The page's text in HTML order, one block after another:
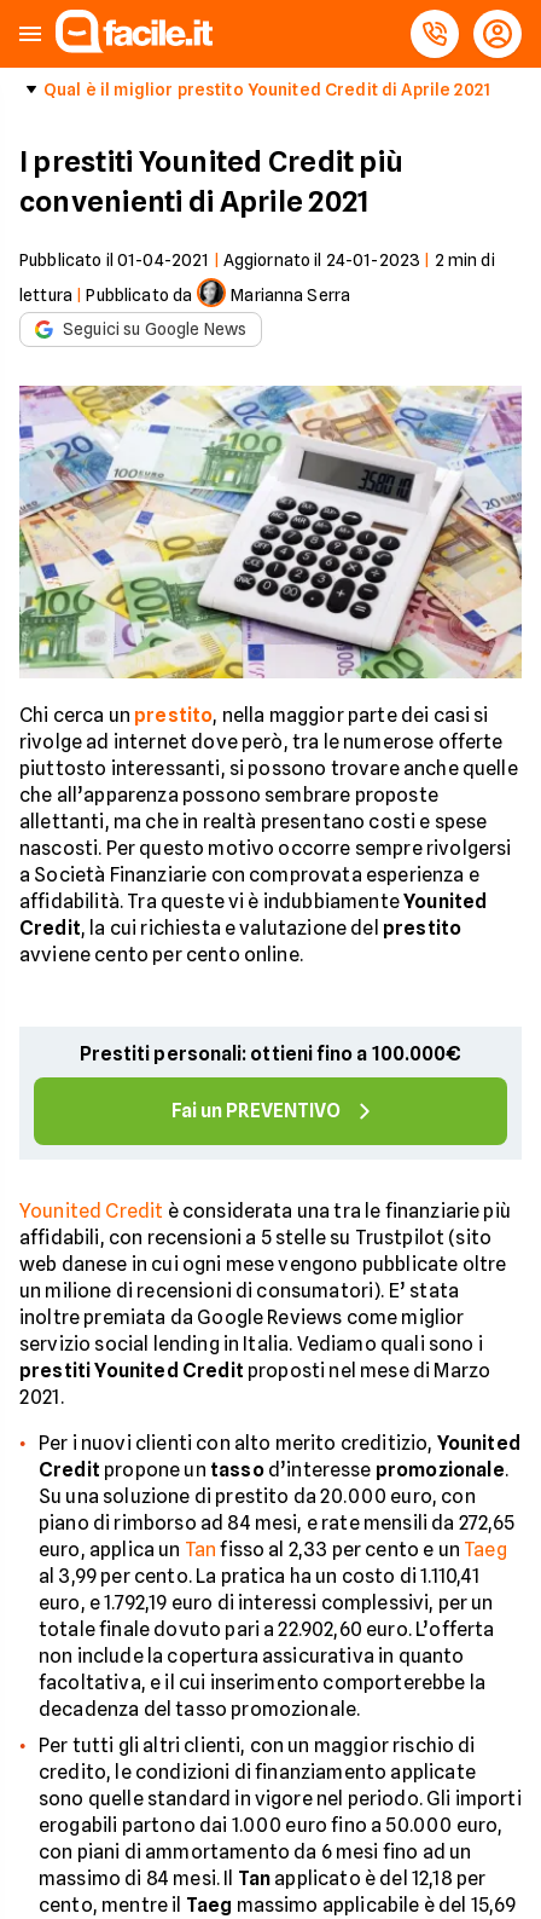
Qual è il miglior prestito Younited Credit di Aprile 2021
I prestiti Younited Credit più
convenienti di Aprile 2021
Pubblicato il 01-04-2021 Aggiornato il 24-01-2023 2 min di
lettura |Pubblicato da
Marianna Serra
Seguici su Google News
Chi cerca un prestito, nella maggior parte dei casi si
rivolge ad internet dove però, tra le numerose offerte
piuttosto interessanti, si possono trovare anche quelle
che all’apparenza possono sembrare proposte
allettanti, ma che in realtà presentano costi e spese
nascosti. Per questo motivo occorre sempre rivolgersi
a Società Finanziarie con comprovata esperienza e
affidabilità. Tra queste vi è indubbiamenteYounited
Credit, la cui richiesta e valutazione del prestito
avviene cento per cento online.
Prestiti personali: ottieni fino a 100.000€
Fai un PREVENTIVO
Younited Credit è considerata una tra le finanziarie più
affidabili, con recensioni a 5 stelle su Trustpilot (sito
web danese in cui ogni mese vengono pubblicate oltre
un milione di recensioni di consumatori). E’ stata
inoltre premiata da Google Reviews come miglior
servizio social lending in Italia. Vediamo quali sono i
prestiti Younited Credit proposti nel mese di Marzo
2021.
Per i nuovi clienti con alto merito creditizio, Younited
Credit propone un tassod’interesse promozionale.
Su una soluzione di prestito da 20.000 euro, con
piano di rimborso ad 84 mesi, e rate mensili da 272,65
euro, applica un Tan fisso al 2,33 per cento e un Taeg
al 3,99 per cento. La pratica ha un costo di 1.110,41
euro, e 1.792,19 euro di interessi complessivi, per un
totale finale dovuto pari a 22.902,60 euro. L’offerta
non include la copertura assicurativa in quanto
facoltativa, e il cui inserimento comporterebbe la
decadenza del tasso promozionale.
Per tutti gli altri clienti, con un maggior rischio di
credito, le condizioni di finanziamento applicate
sono quelle standard in vigore nel periodo. Gli importi
erogabili partono dai 1.000 euro fino a 50.000 euro,
con piani di ammortamento da 6 mesi fino ad un
massimo di 84 mesi. Il Tan applicato è del 12,18 per
cento, mentre il Taeg massimo applicabile è del 15,69